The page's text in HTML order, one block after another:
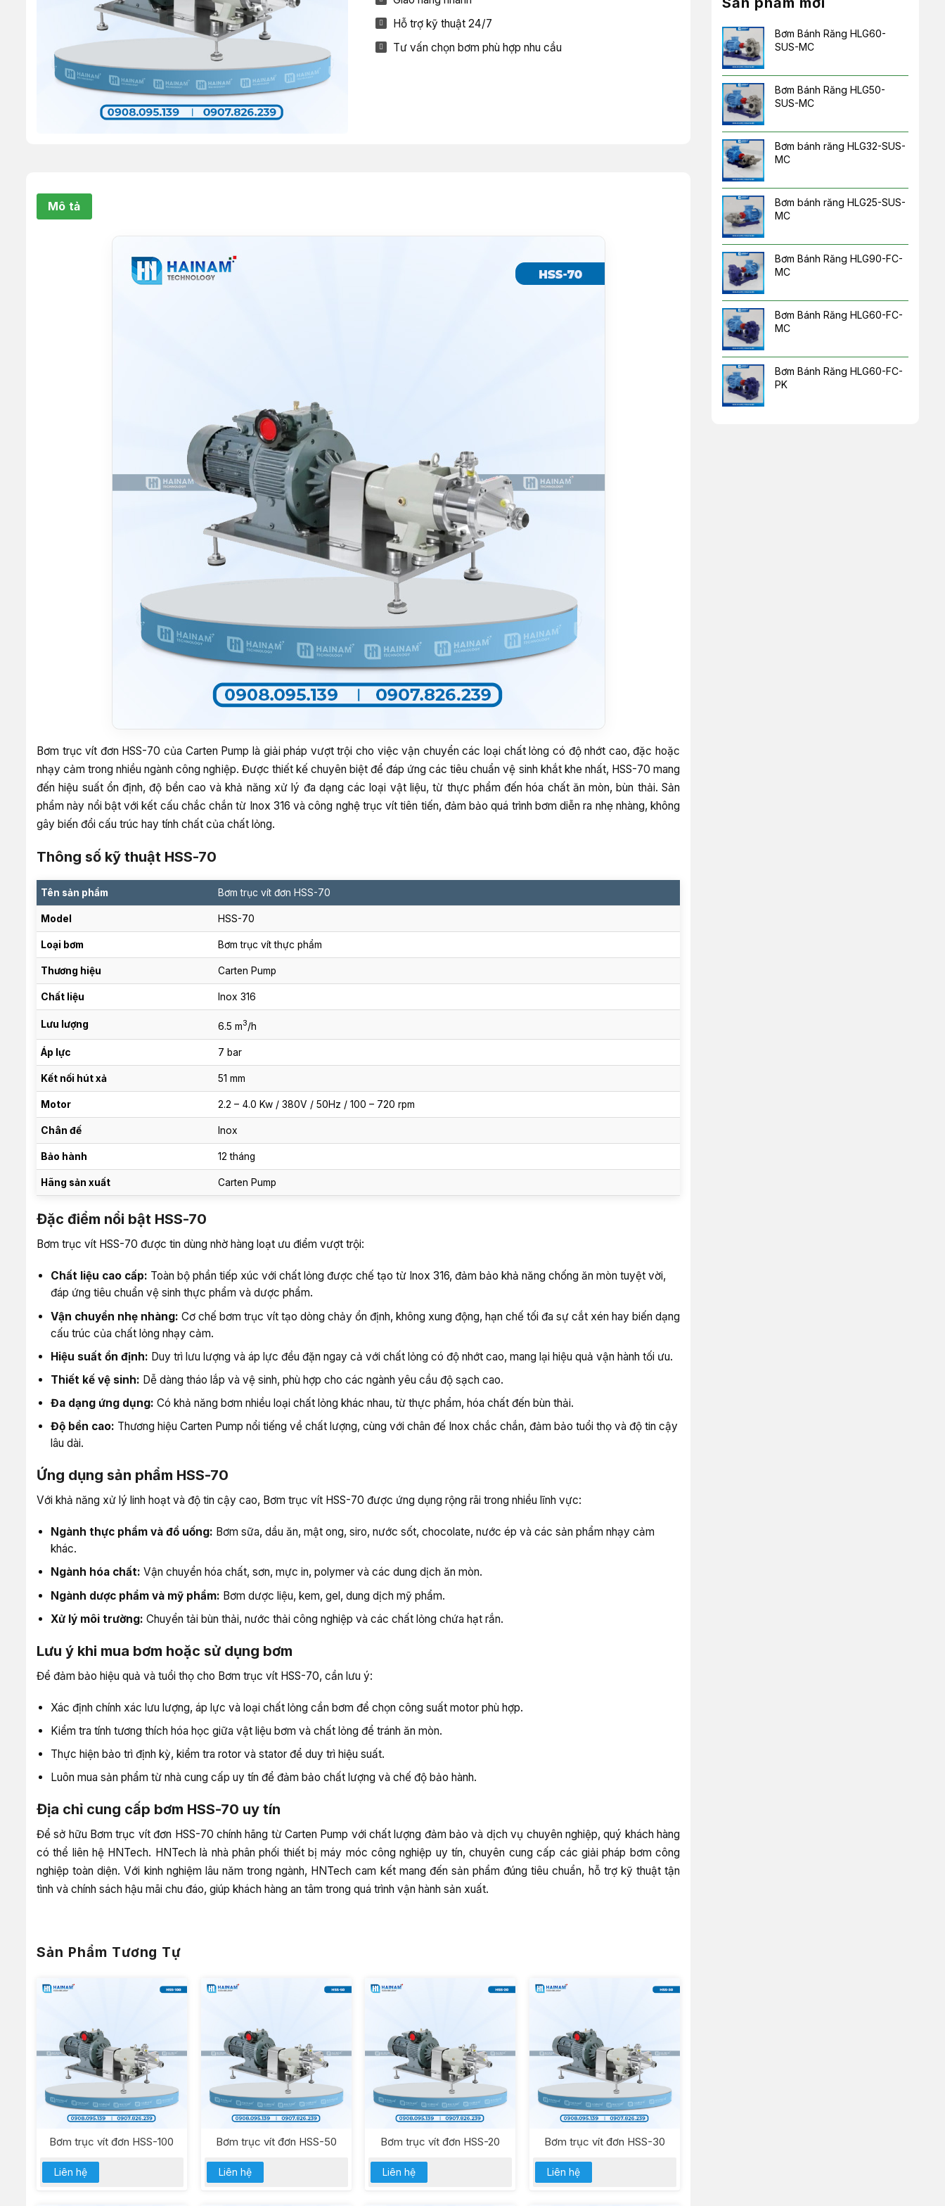
Bơm Bánh Răng HLG60-
SUS-MC
Bơm Bánh Răng HLG50-
SUS-MC
Bơm bánh răng HLG32-SUS-
MC
Bơm bánh răng HLG25-SUS-
MC
Bơm Bánh Răng HLG90-FC-
MC
Bơm Bánh Răng HLG60-FC-
MC
Bơm Bánh Răng HLG60-FC-
PK
Hỗ trợ kỹ thuật 24/7
Tư vấn chọn bơm phù hợp nhu cầu
Mô tả
Bơm trục vít đơn HSS-70 của Carten Pump là giải pháp vượt trội cho việc vận chuyển các loại chất lỏng có độ nhớt cao, đặc hoặc
nhạy cảm trong nhiều ngành công nghiệp. Được thiết kế chuyên biệt để đáp ứng các tiêu chuẩn vệ sinh khắt khe nhất, HSS-70 mang
đến hiệu suất ổn định, độ bền cao và khả năng xử lý đa dạng các loại vật liệu, từ thực phẩm đến hóa chất ăn mòn, bùn thải. Sản
phẩm này nổi bật với kết cấu chắc chắn từ Inox 316 và công nghệ trục vít tiên tiến, đảm bảo quá trình bơm diễn ra nhẹ nhàng, không
gây biến đổi cấu trúc hay tính chất của chất lỏng.
Thông số kỹ thuật HSS-70
Tên sản phẩm Bơm trục vít đơn HSS-70
Model HSS-70
Loại bơm Bơm trục vít thực phẩm
Thương hiệu Carten Pump
Chất liệu Inox 316
Lưu lượng 6.5 m3/h
Áp lực 7 bar
Kết nối hút xả 51 mm
Motor 2.2 – 4.0 Kw / 380V / 50Hz / 100 – 720 rpm
Chân đế Inox
Bảo hành 12 tháng
Hãng sản xuất Carten Pump
Đặc điểm nổi bật HSS-70
Bơm trục vít HSS-70 được tin dùng nhờ hàng loạt ưu điểm vượt trội:
Chất liệu cao cấp: Toàn bộ phần tiếp xúc với chất lỏng được chế tạo từ Inox 316, đảm bảo khả năng chống ăn mòn tuyệt vời,
đáp ứng tiêu chuẩn vệ sinh thực phẩm và dược phẩm.
Vận chuyển nhẹ nhàng: Cơ chế bơm trục vít tạo dòng chảy ổn định, không xung động, hạn chế tối đa sự cắt xén hay biến dạng
cấu trúc của chất lỏng nhạy cảm.
Hiệu suất ổn định: Duy trì lưu lượng và áp lực đều đặn ngay cả với chất lỏng có độ nhớt cao, mang lại hiệu quả vận hành tối ưu.
Thiết kế vệ sinh: Dễ dàng tháo lắp và vệ sinh, phù hợp cho các ngành yêu cầu độ sạch cao.
Đa dạng ứng dụng: Có khả năng bơm nhiều loại chất lỏng khác nhau, từ thực phẩm, hóa chất đến bùn thải.
Độ bền cao: Thương hiệu Carten Pump nổi tiếng về chất lượng, cùng với chân đế Inox chắc chắn, đảm bảo tuổi thọ và độ tin cậy
lâu dài.
Ứng dụng sản phẩm HSS-70
Với khả năng xử lý linh hoạt và độ tin cậy cao, Bơm trục vít HSS-70 được ứng dụng rộng rãi trong nhiều lĩnh vực:
Ngành thực phẩm và đồ uống: Bơm sữa, dầu ăn, mật ong, siro, nước sốt, chocolate, nước ép và các sản phẩm nhạy cảm
khác.
Ngành hóa chất: Vận chuyển hóa chất, sơn, mực in, polymer và các dung dịch ăn mòn.
Ngành dược phẩm và mỹ phẩm: Bơm dược liệu, kem, gel, dung dịch mỹ phẩm.
Xử lý môi trường: Chuyển tải bùn thải, nước thải công nghiệp và các chất lỏng chứa hạt rắn.
Lưu ý khi mua bơm hoặc sử dụng bơm
Để đảm bảo hiệu quả và tuổi thọ cho Bơm trục vít HSS-70, cần lưu ý:
Xác định chính xác lưu lượng, áp lực và loại chất lỏng cần bơm để chọn công suất motor phù hợp.
Kiểm tra tính tương thích hóa học giữa vật liệu bơm và chất lỏng để tránh ăn mòn.
Thực hiện bảo trì định kỳ, kiểm tra rotor và stator để duy trì hiệu suất.
Luôn mua sản phẩm từ nhà cung cấp uy tín để đảm bảo chất lượng và chế độ bảo hành.
Địa chỉ cung cấp bơm HSS-70 uy tín
Để sở hữu Bơm trục vít đơn HSS-70 chính hãng từ Carten Pump với chất lượng đảm bảo và dịch vụ chuyên nghiệp, quý khách hàng
có thể liên hệ HNTech. HNTech là nhà phân phối thiết bị máy móc công nghiệp uy tín, chuyên cung cấp các giải pháp bơm công
nghiệp toàn diện. Với kinh nghiệm lâu năm trong ngành, HNTech cam kết mang đến sản phẩm đúng tiêu chuẩn, hỗ trợ kỹ thuật tận
tình và chính sách hậu mãi chu đáo, giúp khách hàng an tâm trong quá trình vận hành sản xuất.
Sản Phẩm Tương Tự
Bơm trục vít đơn HSS-100
Liên hệ
Bơm trục vít đơn HSS-50
Liên hệ
Bơm trục vít đơn HSS-20
Liên hệ
Bơm trục vít đơn HSS-30
Liên hệ